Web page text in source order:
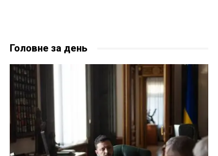
Головне за день